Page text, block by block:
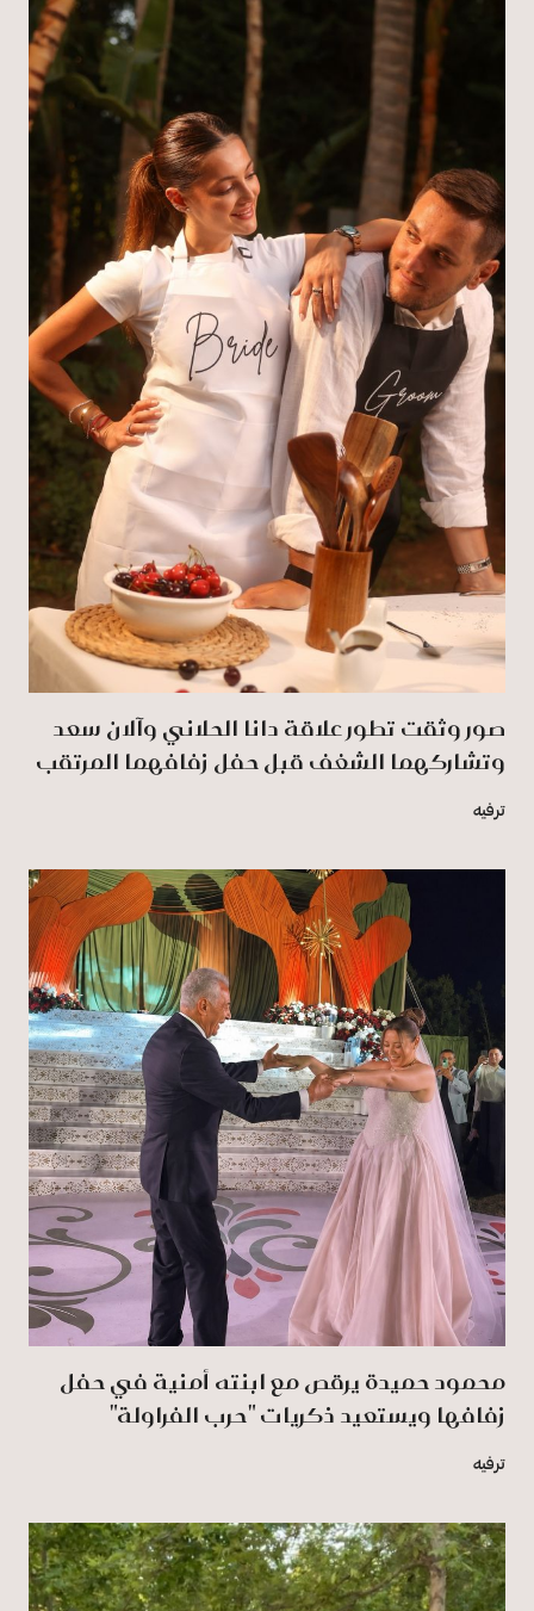
صور وثقت تطور علاقة دانا الحلاني وآلان سعد
وتشاركهما الشغف قبل حفل زفافهما المرتقب
ترفيه
محمود حميدة يرقص مع ابنته أمنية في حفل
زفافها ويستعيد ذكريات "حرب الفراولة"
ترفيه